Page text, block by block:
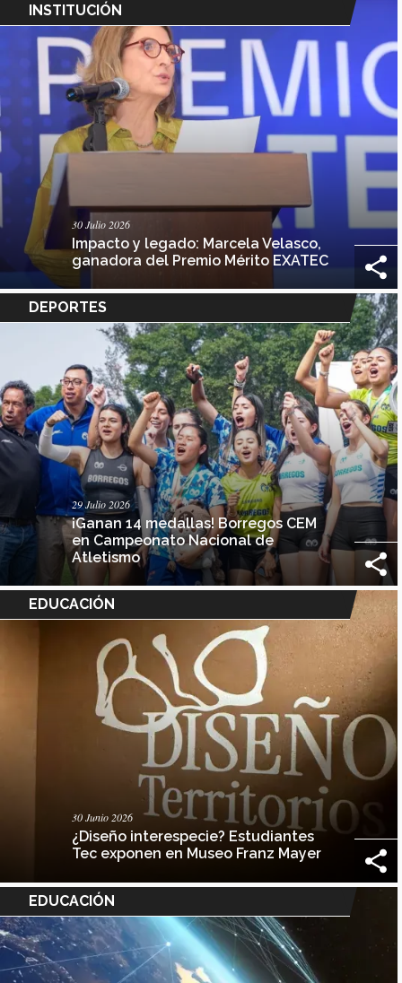
INSTITUCIÓN
30 Julio 2026
Impacto y legado: Marcela Velasco,
ganadora del Premio Mérito EXATEC
DEPORTES
29 Julio 2026
¡Ganan 14 medallas! Borregos CEM
en Campeonato Nacional de
Atletismo
EDUCACIÓN
30 Junio 2026
¿Diseño interespecie? Estudiantes
Tec exponen en Museo Franz Mayer
EDUCACIÓN